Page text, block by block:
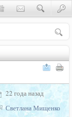
22 года назад
Светлана Мищенко